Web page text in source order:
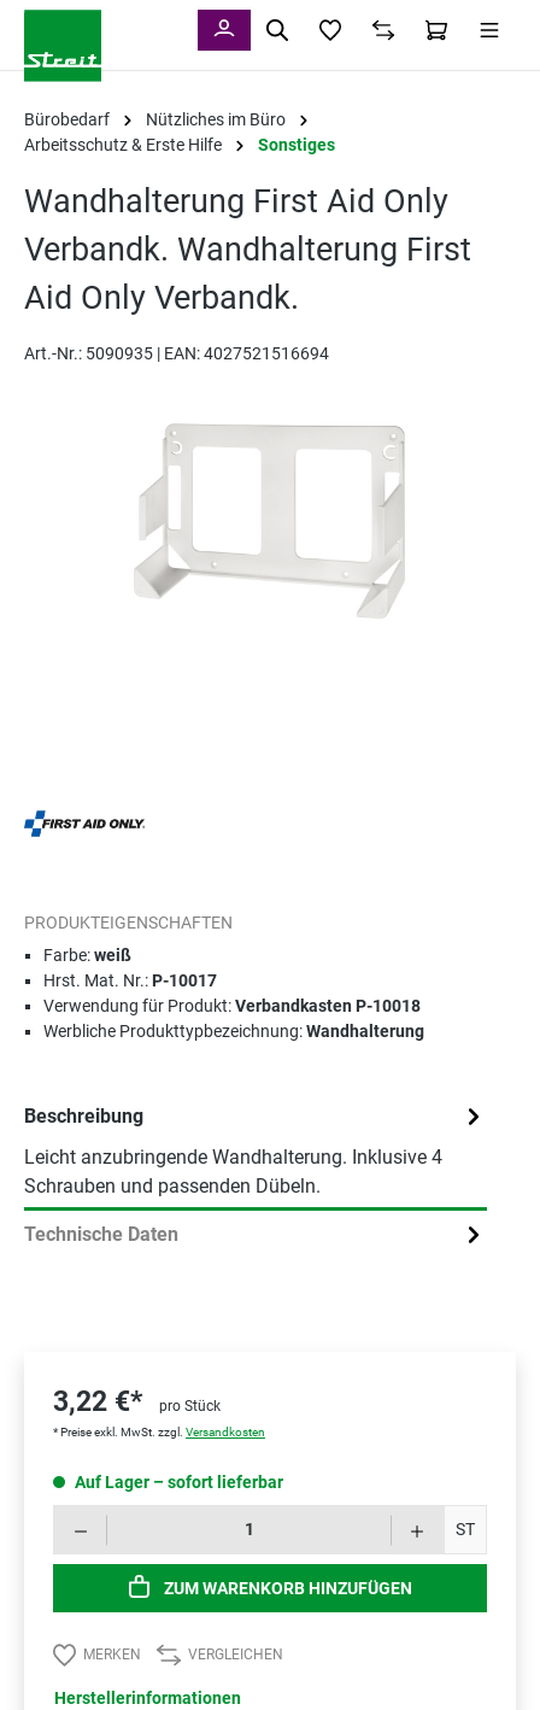
Bürobedarf
Nützliches im Büro
Arbeitsschutz & Erste Hilfe
Sonstiges
Wandhalterung First Aid Only
Verbandk. Wandhalterung First
Aid Only Verbandk.
Art.-Nr.: 5090935 | EAN: 4027521516694
PRODUKTEIGENSCHAFTEN
Farbe:weiß
Hrst. Mat. Nr.:P-10017
Verwendung für Produkt:Verbandkasten P-10018
Werbliche Produkttypbezeichnung:Wandhalterung
Beschreibung
Leicht anzubringende Wandhalterung. Inklusive 4
Schrauben und passenden Dübeln.
Technische Daten
3,22 €* pro Stück
* Preise exkl. MwSt. zzgl. Versandkosten
Auf Lager – sofort lieferbar
ST
ZUM WARENKORB HINZUFÜGEN
MERKEN VERGLEICHEN
Herstellerinformationen